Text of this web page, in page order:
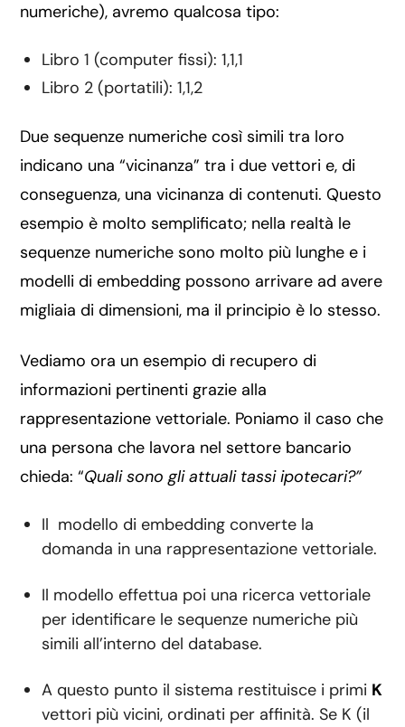
numeriche), avremo qualcosa tipo:
Libro 1 (computer fissi): 1,1,1
Libro 2 (portatili): 1,1,2
Due sequenze numeriche così simili tra loro
indicano una “vicinanza” tra i due vettori e, di
conseguenza, una vicinanza di contenuti. Questo
esempio è molto semplificato; nella realtà le
sequenze numeriche sono molto più lunghe e i
modelli di embedding possono arrivare ad avere
migliaia di dimensioni, ma il principio è lo stesso.
Vediamo ora un esempio di recupero di
informazioni pertinenti grazie alla
rappresentazione vettoriale. Poniamo il caso che
una persona che lavora nel settore bancario
chieda: “Quali sono gli attuali tassi ipotecari?”
Il modello di embedding converte la
domanda in una rappresentazione vettoriale.
Il modello effettua poi una ricerca vettoriale
per identificare le sequenze numeriche più
simili all’interno del database.
A questo punto il sistema restituisce i primi K
vettori più vicini, ordinati per affinità. Se K (il